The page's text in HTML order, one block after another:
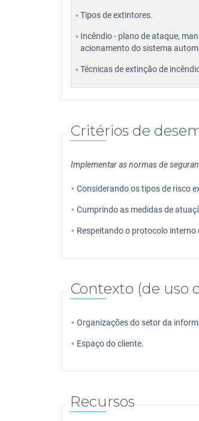
Tipos de extintores.
Incêndio - plano de ataque,
acionamento do sistema
Técnicas de extinção de
Critérios de
Implementar as normas de
Considerando os tipos de risco
Cumprindo as medidas de
Respeitando o protocolo interno
Contexto (de uso
Organizações do setor da
Espaço do cliente.
Recursos